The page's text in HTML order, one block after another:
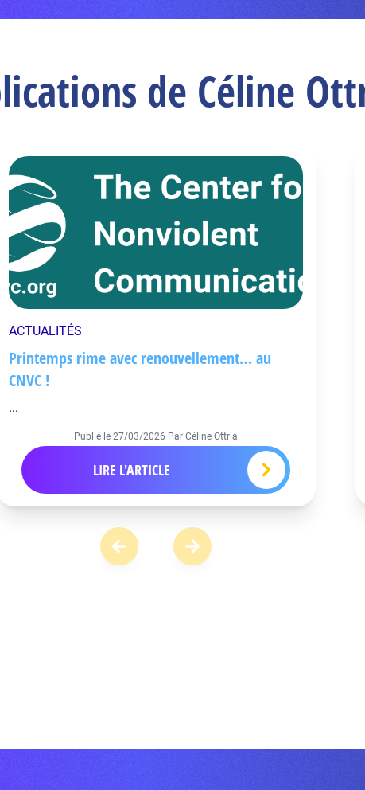
de Céline
ACTUALITÉS
Printemps rime avec renouvellement… au
CNVC !
...
Publié le 27/03/2026 Par Céline Ottria
LIRE L'ARTICLE